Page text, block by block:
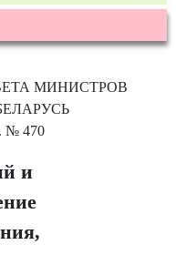
МИНИСТРОВ
№ 470
и